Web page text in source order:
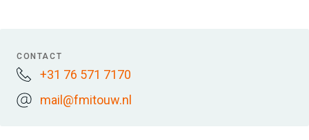
CONTACT
+31 76 571 7170
mail@fmitouw.nl